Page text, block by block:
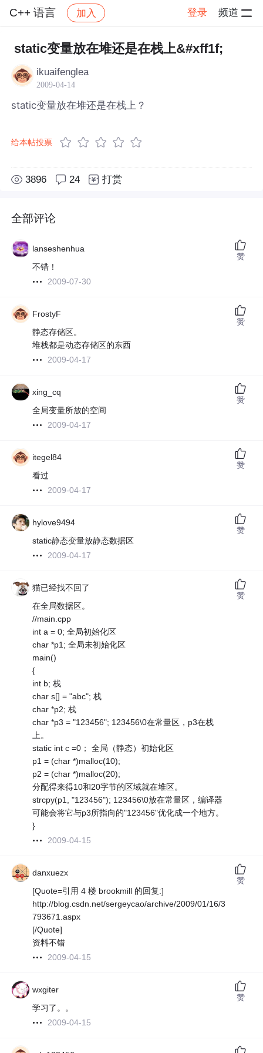
C++ 语言 加入 登录 频道
社区 C++ 语言 帖子详情
static变量放在堆还是在栈上&#xff1f;
ikuaifenglea
2009-04-14
static变量放在堆还是在栈上？
给本帖投票
3896 24 打赏
全部评论
lanseshenhua
不错！
2009-07-30
赞
FrostyF
静态存储区。
堆栈都是动态存储区的东西
2009-04-17
赞
xing_cq
全局变量所放的空间
2009-04-17
赞
itegel84
看过
2009-04-17
赞
hylove9494
static静态变量放静态数据区
2009-04-17
赞
猫已经找不回了
在全局数据区。
//main.cpp
int a = 0; 全局初始化区
char *p1; 全局未初始化区
main()
{
int b; 栈
char s[] = "abc"; 栈
char *p2; 栈
char *p3 = "123456"; 123456\0在常量区，p3在栈
上。
static int c =0； 全局（静态）初始化区
p1 = (char *)malloc(10);
p2 = (char *)malloc(20);
分配得来得10和20字节的区域就在堆区。
strcpy(p1, "123456"); 123456\0放在常量区，编译器
可能会将它与p3所指向的"123456"优化成一个地方。
}
2009-04-15
赞
danxuezx
[Quote=引用 4 楼 brookmill 的回复:]
http://blog.csdn.net/sergeycao/archive/2009/01/16/3
793671.aspx
[/Quote]
资料不错
2009-04-15
赞
wxgiter
学习了。。
2009-04-15
赞